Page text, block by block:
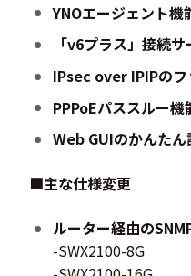
YNOエージェント機
「v6プラス」接続
IPsec over IPIPのフ
PPPoEパススルー機
Web GUIのかんたん
■主な仕様変更
ルーター経由の
-SWX2100-8G